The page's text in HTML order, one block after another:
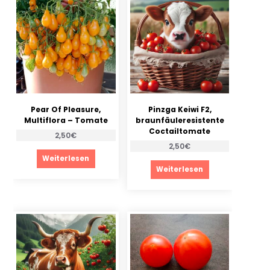
Pear Of Pleasure,
Multiflora – Tomate
2,50€
Weiterlesen
Pinzga Keiwi F2,
braunfäuleresistente
Coctailtomate
2,50€
Weiterlesen